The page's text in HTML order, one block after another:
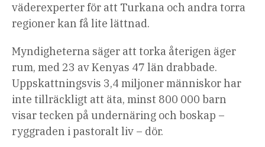
väderexperter för att Turkana och andra torra
regioner kan få lite lättnad.
Myndigheterna säger att torka återigen äger
rum, med 23 av Kenyas 47 län drabbade.
Uppskattningsvis 3,4 miljoner människor har
inte tillräckligt att äta, minst 800 000 barn
visar tecken på undernäring och boskap –
ryggraden i pastoralt liv – dör.